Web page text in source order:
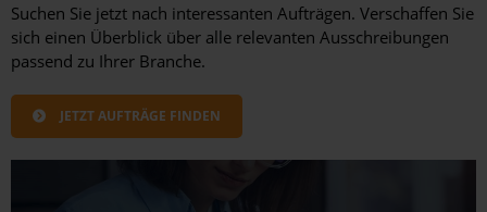
Suchen Sie jetzt nach interessanten Aufträgen. Verschaffen Sie
sich einen Überblick über alle relevanten Ausschreibungen
passend zu Ihrer Branche.
JETZT AUFTRÄGE FINDEN